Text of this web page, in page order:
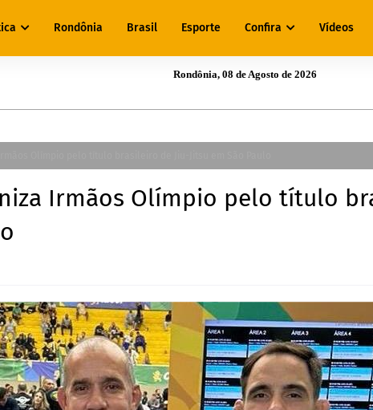
Rondônia Brasil Esporte Confira Vídeos
Rondônia, 08 de Agosto de 2026
Irmãos Olímpio pelo título